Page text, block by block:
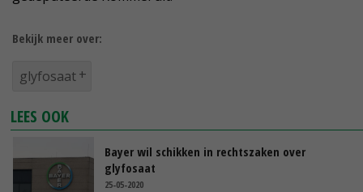
Bekijk meer over:
glyfosaat
LEES OOK
Bayer wil schikken in rechtszaken over
glyfosaat
25-05-2020